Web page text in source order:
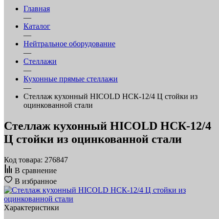
Главная
—
Каталог
—
Нейтральное оборудование
—
Стеллажи
—
Кухонные прямые стеллажи
—
Стеллаж кухонный HICOLD НСК-12/4 Ц стойки из
оцинкованной стали
Стеллаж кухонный HICOLD НСК-12/4
Ц стойки из оцинкованной стали
Код товара: 276847
В сравнение
В избранное
Характеристики